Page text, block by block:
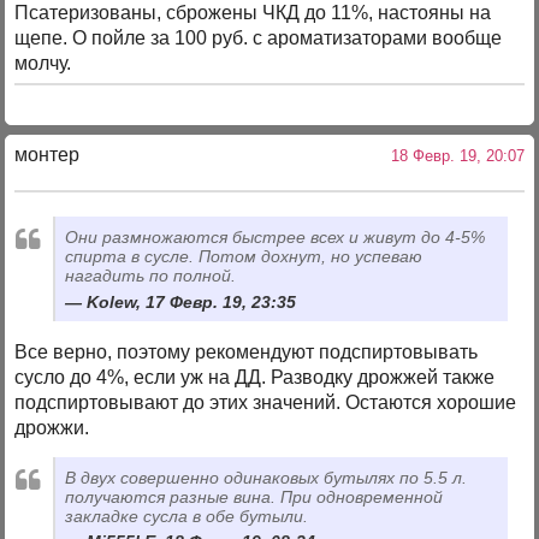
Псатеризованы, сброжены ЧКД до 11%, настояны на
щепе. О пойле за 100 руб. с ароматизаторами вообще
молчу.
монтер 18 Февр. 19, 20:07
Они размножаются быстрее всех и живут до 4-5%
спирта в сусле. Потом дохнут, но успеваю
нагадить по полной.
Kolew, 17 Февр. 19, 23:35
Все верно, поэтому рекомендуют подспиртовывать
сусло до 4%, если уж на ДД. Разводку дрожжей также
подспиртовывают до этих значений. Остаются хорошие
дрожжи.
В двух совершенно одинаковых бутылях по 5.5 л.
получаются разные вина. При одновременной
закладке сусла в обе бутыли.